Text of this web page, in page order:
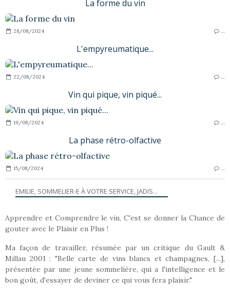
La forme du vin
28/08/2024
L'empyreumatique...
22/08/2024
Vin qui pique, vin piqué...
19/08/2024
La phase rétro-olfactive
15/08/2024
EMILIE, SOMMELIER-E À VOTRE SERVICE, JADIS...
Apprendre et Comprendre le vin, C'est se donner la Chance de
gouter avec le Plaisir en Plus !
Ma façon de travailler, résumée par un critique du Gault &
Millau 2001 : "Belle carte de vins blancs et champagnes, [...],
présentée par une jeune sommelière, qui a l'intelligence et le
bon goût, d'essayer de deviner ce qui vous fera plaisir."